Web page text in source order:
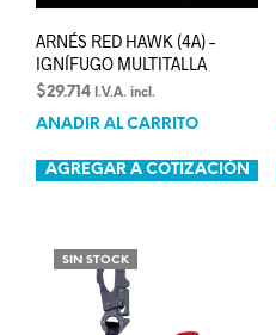
ARNÉS RED HAWK (4A) –
IGNÍFUGO MULTITALLA
$29.714 I.V.A. incl.
AÑADIR AL CARRITO
AGREGAR A COTIZACIÓN
SIN STOCK